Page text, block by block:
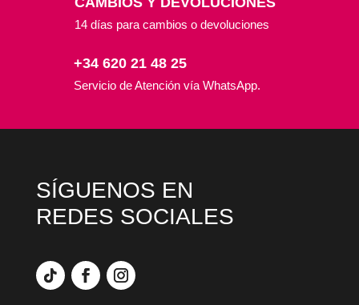
14 días para cambios o devoluciones
+34 620 21 48 25
Servicio de Atención vía WhatsApp.
SÍGUENOS EN
REDES SOCIALES